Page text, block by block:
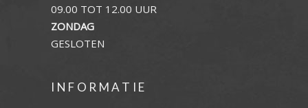
09.00 TOT 12.00 UUR
ZONDAG
GESLOTEN
INFORMATIE